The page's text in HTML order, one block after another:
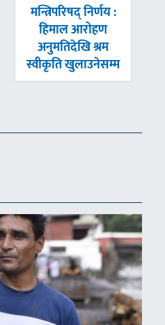
अघिल्लाे
मन्त्रिपरिषद् निर्णय :
हिमाल आरोहण
अनुमतिदेखि श्रम
स्वीकृति खुलाउनेसम्म